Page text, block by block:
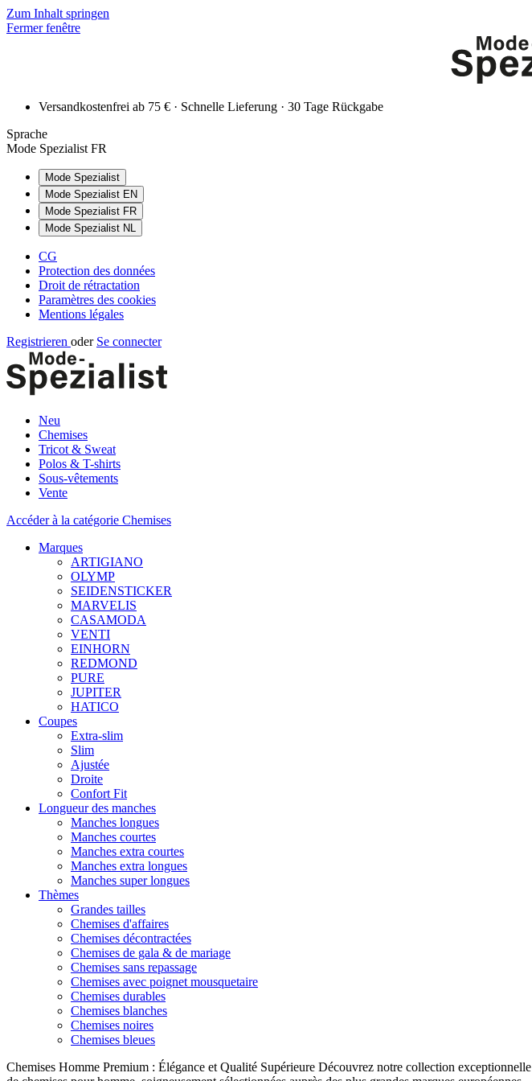
Zum Inhalt springen
Fermer fenêtre
Versandkostenfrei ab 75 € · Schnelle Lieferung · 30 Tage Rückgabe
Sprache
Mode Spezialist FR
Mode Spezialist
Mode Spezialist EN
Mode Spezialist FR
Mode Spezialist NL
CG
Protection des données
Droit de rétractation
Paramètres des cookies
Mentions légales
Registrieren oder Se connecter
Neu
Chemises
Tricot & Sweat
Polos & T-shirts
Sous-vêtements
Vente
Accéder à la catégorie Chemises
Marques
ARTIGIANO
OLYMP
SEIDENSTICKER
MARVELIS
CASAMODA
VENTI
EINHORN
REDMOND
PURE
JUPITER
HATICO
Coupes
Extra-slim
Slim
Ajustée
Droite
Confort Fit
Longueur des manches
Manches longues
Manches courtes
Manches extra courtes
Manches extra longues
Manches super longues
Thèmes
Grandes tailles
Chemises d'affaires
Chemises décontractées
Chemises de gala & de mariage
Chemises sans repassage
Chemises avec poignet mousquetaire
Chemises durables
Chemises blanches
Chemises noires
Chemises bleues
Chemises Homme Premium : Élégance et Qualité Supérieure Découvrez notre collection exceptionnelle